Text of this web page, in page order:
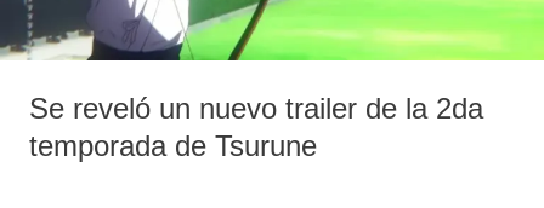
Se reveló un nuevo trailer de la 2da
temporada de Tsurune
temporada
de